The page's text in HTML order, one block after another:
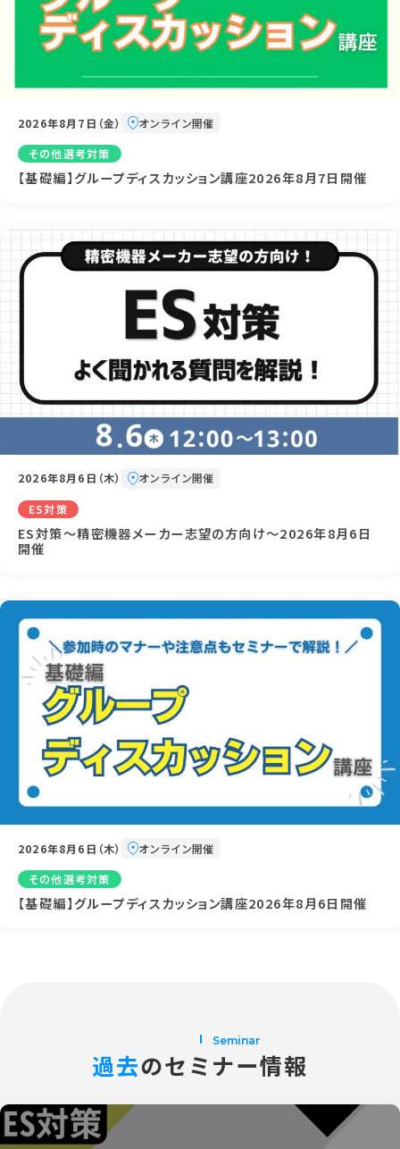
2026年8月7日（金） オンライン開催
その他選考対策
【基礎編】グループディスカッション講座2026年8月7日開催
2026年8月6日（木） オンライン開催
ES対策
ES対策～精密機器メーカー志望の方向け～2026年8月6日
開催
2026年8月6日（木） オンライン開催
その他選考対策
【基礎編】グループディスカッション講座2026年8月6日開催
Seminar
過去のセミナー情報